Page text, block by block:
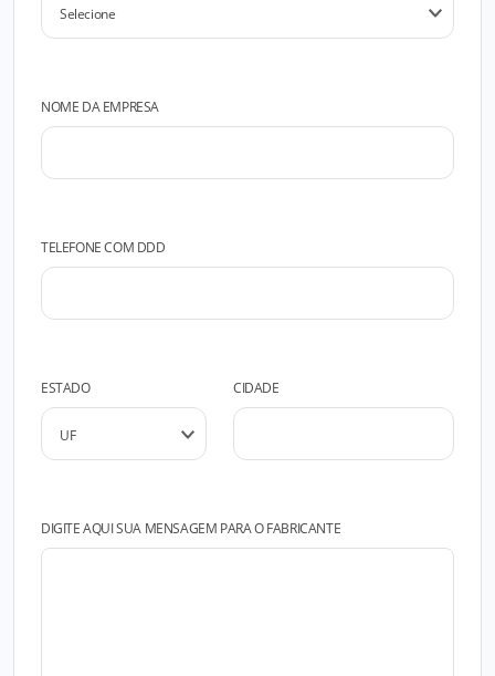
NOME DA EMPRESA
TELEFONE COM DDD
ESTADO CIDADE
DIGITE AQUI SUA MENSAGEM PARA O FABRICANTE